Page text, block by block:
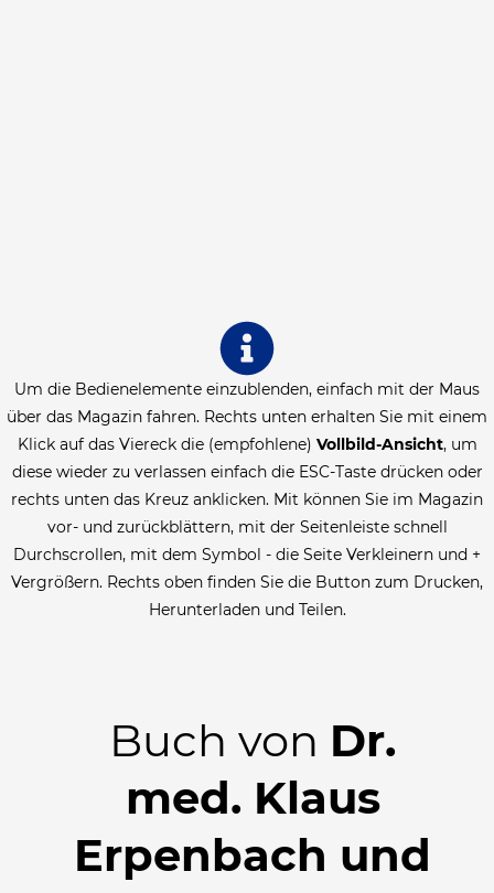
Um die Bedienelemente einzublenden, einfach mit der Maus
über das Magazin fahren. Rechts unten erhalten Sie mit einem
Klick auf das Viereck die (empfohlene) Vollbild-Ansicht, um
diese wieder zu verlassen einfach die ESC-Taste drücken oder
rechts unten das Kreuz anklicken. Mit können Sie im Magazin
vor- und zurückblättern, mit der Seitenleiste schnell
Durchscrollen, mit dem Symbol - die Seite Verkleinern und +
Vergrößern. Rechts oben finden Sie die Button zum Drucken,
Herunterladen und Teilen.
Buch von Dr.
med. Klaus
Erpenbach und